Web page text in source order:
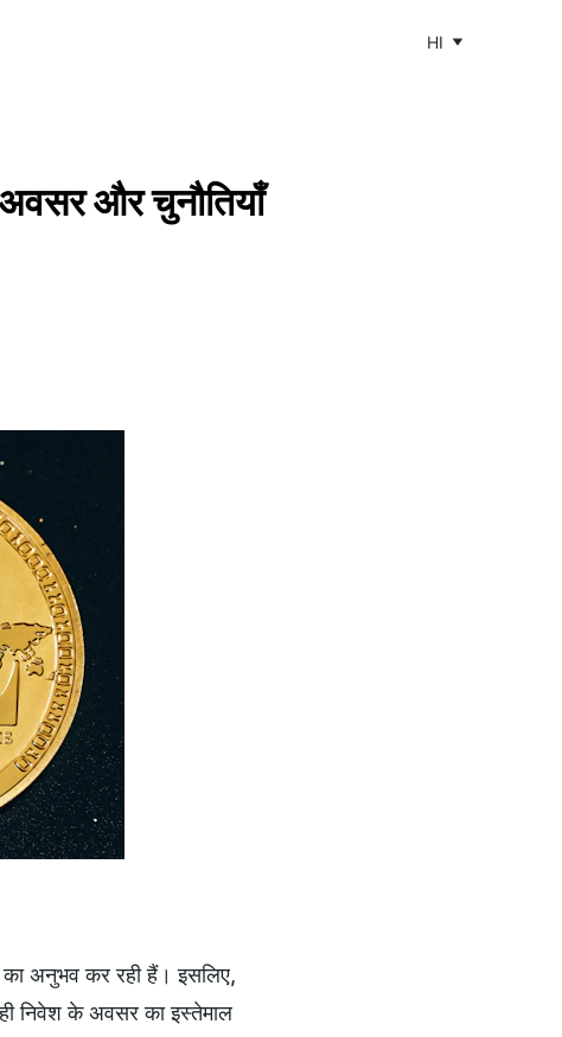
HI
और चुनौतियाँ
अनुभव कर रही हैं। इसलिए,
निवेश के अवसर का इस्तेमाल